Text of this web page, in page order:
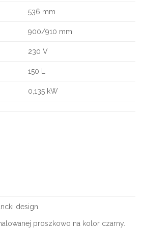
536 mm
900/910 mm
230 V
150 L
0,135 kW
design.
proszkowo na kolor czarny.